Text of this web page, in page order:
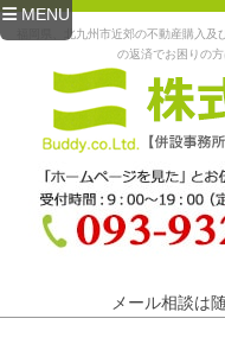
MENU
福岡県、北九州市近郊の不動産購入
の返済でお困りの
メール相談は